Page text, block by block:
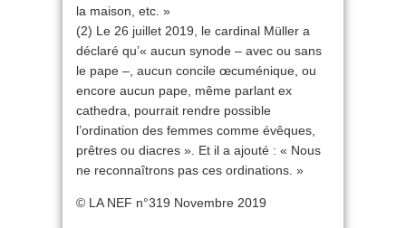
la maison, etc. »
(2) Le 26 juillet 2019, le cardinal Müller a
déclaré qu’« aucun synode – avec ou sans
le pape –, aucun concile œcuménique, ou
encore aucun pape, même parlant ex
cathedra, pourrait rendre possible
l’ordination des femmes comme évêques,
prêtres ou diacres ». Et il a ajouté : « Nous
ne reconnaîtrons pas ces ordinations. »
© LA NEF n°319 Novembre 2019